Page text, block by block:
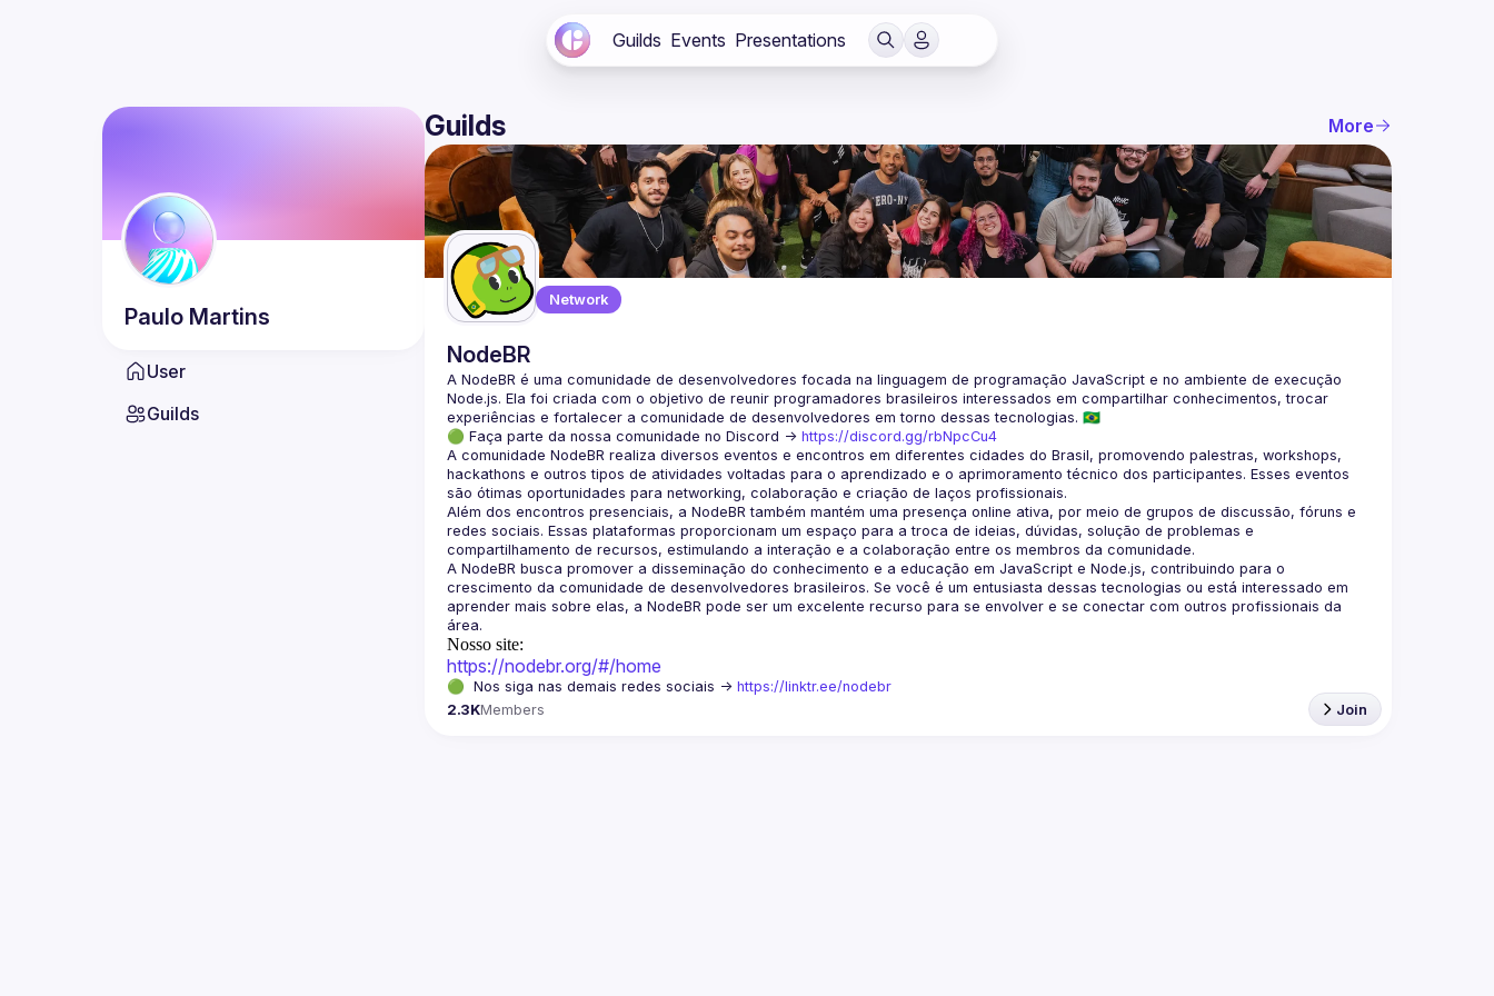
Guilds Events Presentations
Paulo Martins
User
Guilds
Guilds More
Network
NodeBR
A NodeBR é uma comunidade de desenvolvedores focada na linguagem de programação JavaScript e no ambiente de execução
Node.js. Ela foi criada com o objetivo de reunir programadores brasileiros interessados em compartilhar conhecimentos, trocar
🟢 Faça parte da nossa comunidade no Discord -> https://discord.gg/rbNpcCu4
A comunidade NodeBR realiza diversos eventos e encontros em diferentes cidades do Brasil, promovendo palestras, workshops,
hackathons e outros tipos de atividades voltadas para o aprendizado e o aprimoramento técnico dos participantes. Esses eventos
Além dos encontros presenciais, a NodeBR também mantém uma presença online ativa, por meio de grupos de discussão, fóruns e
redes sociais. Essas plataformas proporcionam um espaço para a troca de ideias, dúvidas, solução de problemas e
A NodeBR busca promover a disseminação do conhecimento e a educação em JavaScript e Node.js, contribuindo para o
crescimento da comunidade de desenvolvedores brasileiros. Se você é um entusiasta dessas tecnologias ou está interessado em
aprender mais sobre elas, a NodeBR pode ser um excelente recurso para se envolver e se conectar com outros profissionais da
Nosso site:
https://nodebr.org/#/home
🟢  Nos siga nas demais redes sociais -> https://linktr.ee/nodebr
2.3KMembers Join